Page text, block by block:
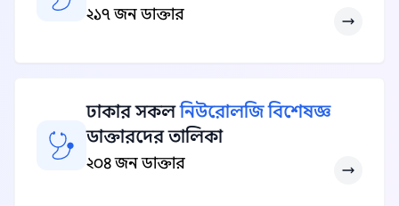
২১৭ জন ডাক্তার
ঢাকার সকলনিউরোলজি বিশেষজ্ঞ
ডাক্তারদের তালিকা
২০৪ জন ডাক্তার